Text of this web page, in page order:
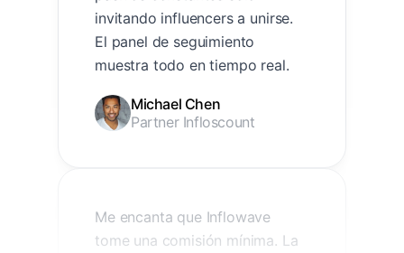
invitando influencers a unirse.
El panel de seguimiento
muestra todo en tiempo real.
Michael Chen
Partner Infloscount
Me encanta que Inflowave
tome una comisión mínima. La